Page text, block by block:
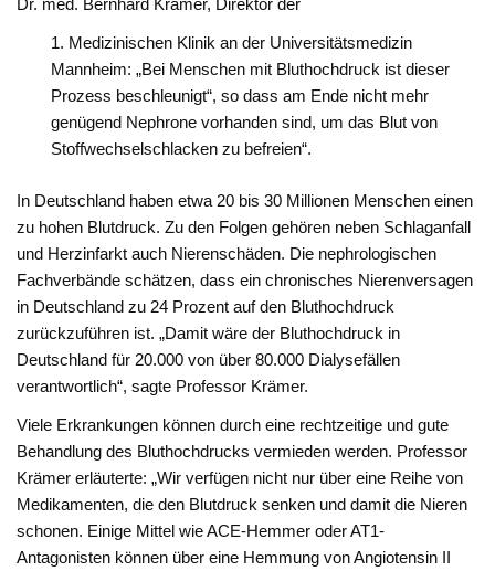
Medizinischen Klinik an der Universitätsmedizin
Mannheim: „Bei Menschen mit Bluthochdruck ist dieser
Prozess beschleunigt“, so dass am Ende nicht mehr
genügend Nephrone vorhanden sind, um das Blut von
Stoffwechselschlacken zu befreien“.
In Deutschland haben etwa 20 bis 30 Millionen Menschen einen
zu hohen Blutdruck. Zu den Folgen gehören neben Schlaganfall
und Herzinfarkt auch Nierenschäden. Die nephrologischen
Fachverbände schätzen, dass ein chronisches Nierenversagen
in Deutschland zu 24 Prozent auf den Bluthochdruck
zurückzuführen ist. „Damit wäre der Bluthochdruck in
Deutschland für 20.000 von über 80.000 Dialysefällen
verantwortlich“, sagte Professor Krämer.
Viele Erkrankungen können durch eine rechtzeitige und gute
Behandlung des Bluthochdrucks vermieden werden. Professor
Krämer erläuterte: „Wir verfügen nicht nur über eine Reihe von
Medikamenten, die den Blutdruck senken und damit die Nieren
schonen. Einige Mittel wie ACE-Hemmer oder AT1-
Antagonisten können über eine Hemmung von Angiotensin II